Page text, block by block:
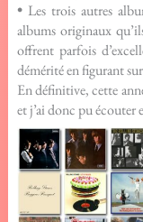
•Les trois autres
albums originaux
offrent parfois
démérité en figurant
En définitive, cette
et j’ai donc pu écouter